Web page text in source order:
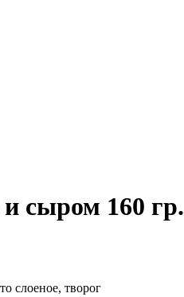
сыром 160 гр.
слоеное, творог